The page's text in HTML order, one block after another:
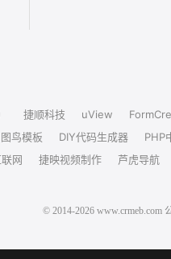
捷顺科技 uView
图鸟模板 DIY代码生成器
PHP
网 捷映视频制作 芦虎导航
© 2014-2026